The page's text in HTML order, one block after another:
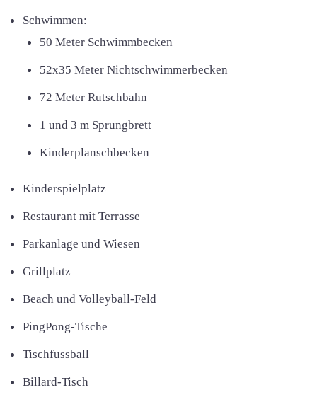
Schwimmen:
50 Meter Schwimmbecken
52x35 Meter Nichtschwimmerbecken
72 Meter Rutschbahn
1 und 3 m Sprungbrett
Kinderplanschbecken
Kinderspielplatz
Restaurant mit Terrasse
Parkanlage und Wiesen
Grillplatz
Beach und Volleyball-Feld
PingPong-Tische
Tischfussball
Billard-Tisch